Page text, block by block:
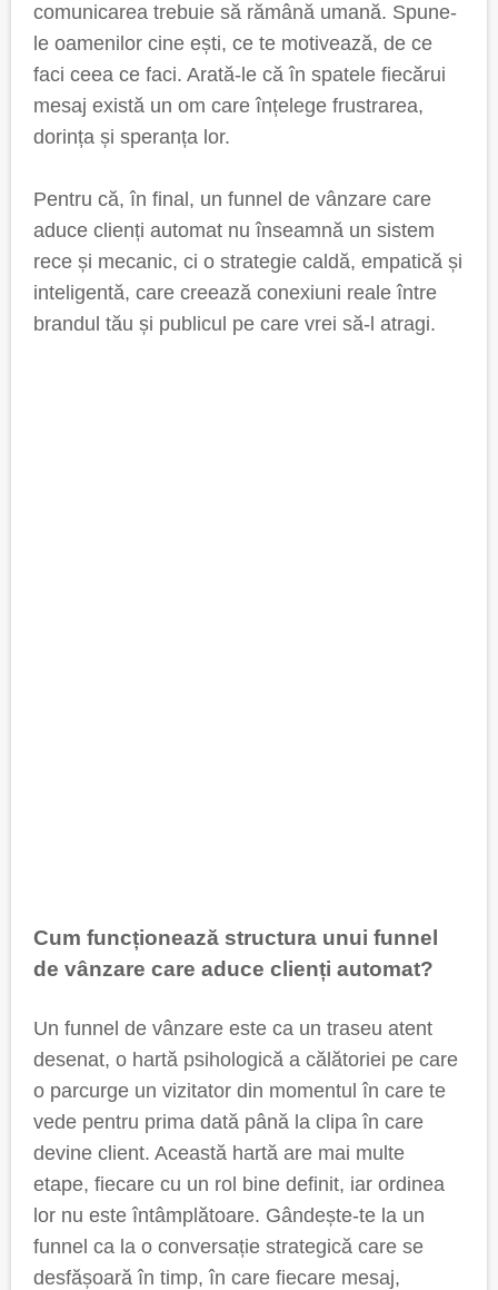
comunicarea trebuie să rămână umană. Spune-
le oamenilor cine ești, ce te motivează, de ce
faci ceea ce faci. Arată-le că în spatele fiecărui
mesaj există un om care înțelege frustrarea,
dorința și speranța lor.
Pentru că, în final, un funnel de vânzare care
aduce clienți automat nu înseamnă un sistem
rece și mecanic, ci o strategie caldă, empatică și
inteligentă, care creează conexiuni reale între
brandul tău și publicul pe care vrei să-l atragi.
Cum funcționează structura unui funnel
de vânzare care aduce clienți automat?
Un funnel de vânzare este ca un traseu atent
desenat, o hartă psihologică a călătoriei pe care
o parcurge un vizitator din momentul în care te
vede pentru prima dată până la clipa în care
devine client. Această hartă are mai multe
etape, fiecare cu un rol bine definit, iar ordinea
lor nu este întâmplătoare. Gândește-te la un
funnel ca la o conversație strategică care se
desfășoară în timp, în care fiecare mesaj,